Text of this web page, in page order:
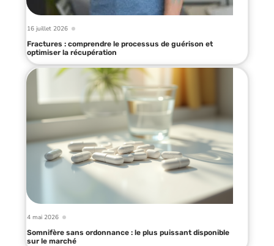
16 juillet 2026
Fractures : comprendre le processus de guérison et
optimiser la récupération
4 mai 2026
Somnifère sans ordonnance : le plus puissant disponible
sur le marché